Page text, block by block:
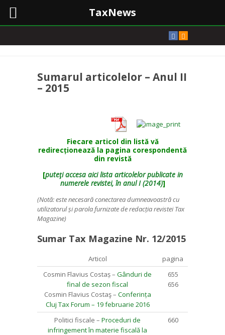
Sumarul articolelor – Anul II
– 2015
Fiecare articol din listă vă
redirecționează la pagina corespondentă
din revistă
[puteţi accesa aici lista articolelor publicate in
numerele revistei, în anul I (2014)]
(Notă: este necesară conectarea dumneavoastră cu
utilizatorul și parola furnizate de redacția revistei Tax
Magazine)
Sumar Tax Magazine Nr. 12/2015
Articol
pagina
Cosmin Flavius Costaș – Gânduri de
final de sezon fiscal
Cosmin Flavius Costaş – Conferința
Cluj Tax Forum – 19 februarie 2016
655
656
Politici fiscale – Proceduri de
infringement în materie fiscală la
660
TaxNews